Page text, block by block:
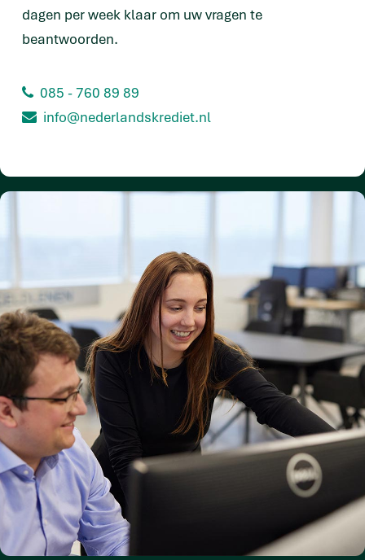
dagen per week klaar om uw vragen te
beantwoorden.
085 - 760 89 89
info@nederlandskrediet.nl